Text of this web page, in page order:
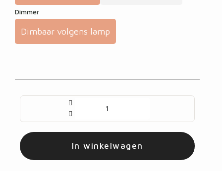
Dimmer
Dimbaar volgens lamp
In winkelwagen